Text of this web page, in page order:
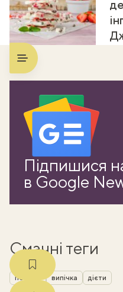
Підпишися
в Google
Смачні теги
печиво випічка дієти